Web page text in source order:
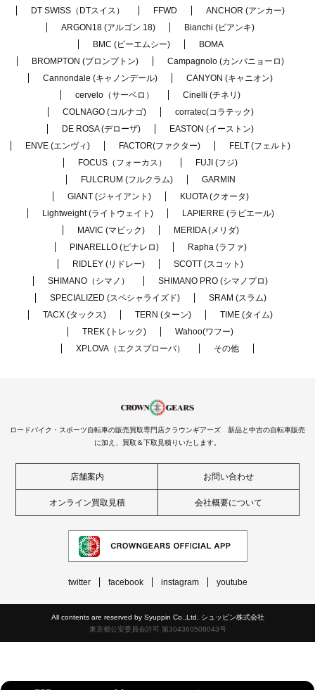
DT SWISS（DTスイス）
FFWD
ANCHOR (アンカー)
ARGON18 (アルゴン 18)
Bianchi (ビアンキ)
BMC (ビーエムシー)
BOMA
BROMPTON (ブロンプトン)
Campagnolo (カンパニョーロ)
Cannondale (キャノンデール)
CANYON (キャニオン)
cervelo（サーベロ）
Cinelli (チネリ)
COLNAGO (コルナゴ)
corratec(コラテック)
DE ROSA (デローザ)
EASTON (イーストン)
ENVE (エンヴィ)
FACTOR(ファクター)
FELT (フェルト)
FOCUS（フォーカス）
FUJI (フジ)
FULCRUM (フルクラム)
GARMIN
GIANT (ジャイアント)
KUOTA (クオータ)
Lightweight (ライトウェイト)
LAPIERRE (ラピエール)
MAVIC (マビック)
MERIDA (メリダ)
PINARELLO (ピナレロ)
Rapha (ラファ)
RIDLEY (リドレー)
SCOTT (スコット)
SHIMANO（シマノ）
SHIMANO PRO (シマノプロ)
SPECIALIZED (スペシャライズド)
SRAM (スラム)
TACX (タックス)
TERN (ターン)
TIME (タイム)
TREK (トレック)
Wahoo(ワフー)
XPLOVA（エクスプローバ）
その他
ロードバイク・スポーツ自転車の販売買取専門店クラウンギアーズ 新品と中古の自転車販売
に加え、買取＆下取見積りいたします。
店舗案内 お問い合わせ
オンライン買取見積 会社概要について
twitter facebook instagram youtube
All contents are reserved by Syuppin Co.,Ltd. シュッピン株式会社
東京都公安委員会許可 第304360508043号